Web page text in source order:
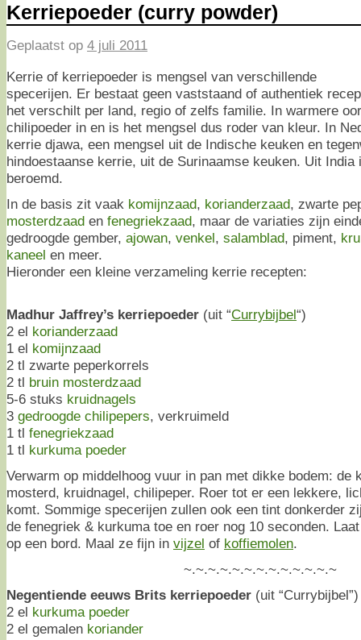
Kerriepoeder (curry powder)
Geplaatst op 4 juli 2011
Kerrie of kerriepoeder is mengsel van verschillende
specerijen. Er bestaat geen vaststaand of authentiek
het verschilt per land, regio of zelfs familie. In warmere
chilipoeder in en is het mengsel dus roder van kleur. In
kerrie djawa, een mengsel uit de Indische keuken en
hindoestaanse kerrie, uit de Surinaamse keuken. Uit India
beroemd.
In de basis zit vaak komijnzaad, korianderzaad, zwarte
mosterdzaad en fenegriekzaad, maar de variaties zijn
gedroogde gember, ajowan, venkel, salamblad, piment,
kaneel en meer.
Hieronder een kleine verzameling kerrie recepten:
Madhur Jaffrey’s kerriepoeder (uit “Currybijbel“)
2 el korianderzaad
1 el komijnzaad
2 tl zwarte peperkorrels
2 tl bruin mosterdzaad
5-6 stuks kruidnagels
3 gedroogde chilipepers, verkruimeld
1 tl fenegriekzaad
1 tl kurkuma poeder
Verwarm op middelhoog vuur in pan met dikke bodem: de
mosterd, kruidnagel, chilipeper. Roer tot er een lekkere,
komt. Sommige specerijen zullen ook een tint donkerder
de fenegriek & kurkuma toe en roer nog 10 seconden.
op een bord. Maal ze fijn in vijzel of koffiemolen.
~.~.~.~.~.~.~.~.~.~.~.~.~
Negentiende eeuws Brits kerriepoeder (uit “Currybijbel”)
2 el kurkuma poeder
2 el gemalen koriander